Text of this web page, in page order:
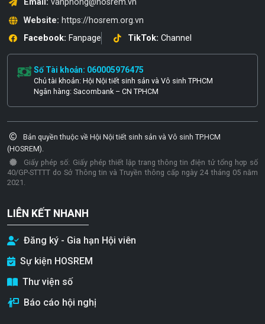
Email: vanphong@hosrem.vn
Website: https://hosrem.org.vn
Facebook: Fanpage TikTok: Channel
Số Tài khoản: 060005976475
Chủ tài khoản: Hội Nội tiết sinh sản và Vô sinh TPHCM
Ngân hàng: Sacombank – CN TPHCM
Bản quyền thuộc về Hội Nội tiết sinh sản và Vô sinh TP.HCM
(HOSREM).
Giấy phép số: Giấy phép thiết lập trang thông tin điện tử tổng hợp số
40/GP-STTTT do Sở Thông tin và Truyền thông cấp ngày 24 tháng 05 năm
2021.
LIÊN KẾT NHANH
Đăng ký - Gia hạn Hội viên
Sự kiện HOSREM
Thư viện số
Báo cáo hội nghị